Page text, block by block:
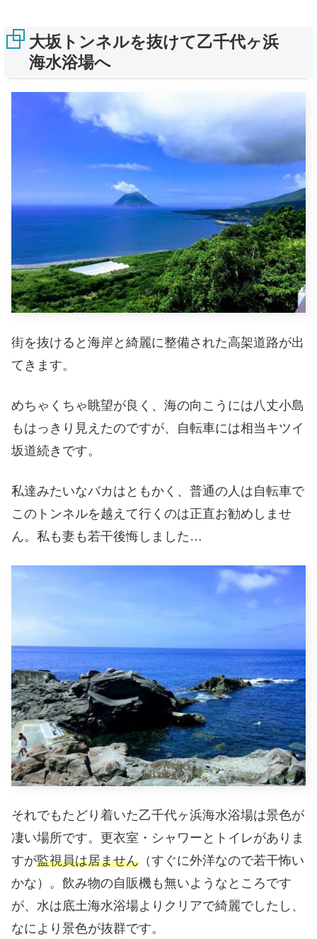
大坂トンネルを抜けて乙千代ヶ浜
海水浴場へ
街を抜けると海岸と綺麗に整備された高架道路が出
てきます。
めちゃくちゃ眺望が良く、海の向こうには八丈小島
もはっきり見えたのですが、自転車には相当キツイ
坂道続きです。
私達みたいなバカはともかく、普通の人は自転車で
このトンネルを越えて行くのは正直お勧めしませ
ん。私も妻も若干後悔しました…
それでもたどり着いた乙千代ヶ浜海水浴場は景色が
凄い場所です。更衣室・シャワーとトイレがありま
すが監視員は居ません （すぐに外洋なので若干怖い
かな）。飲み物の自販機も無いようなところです
が、水は底土海水浴場よりクリアで綺麗でしたし、
なにより景色が抜群です。